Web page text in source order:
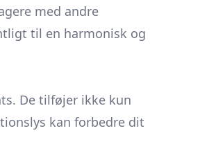
med andre
til en harmonisk og
De tilføjer ikke kun
kan forbedre dit